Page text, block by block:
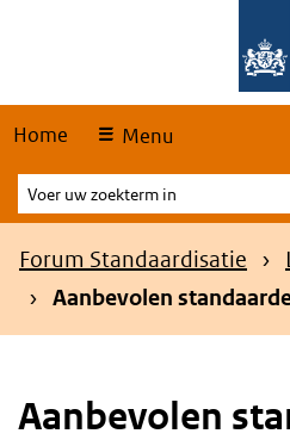
Home Menu
Voer
uw
zoekterm
Kruimelpad
Forum Standaardisatie
Aanbevolen
Aanbevolen